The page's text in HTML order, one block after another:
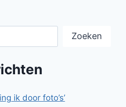
Zoeken
ik door foto’s’